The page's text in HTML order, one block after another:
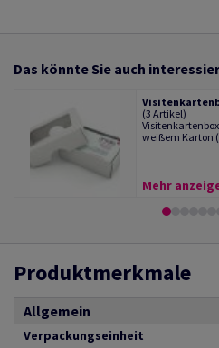
Das könnte Sie auch
(3 Artikel)
weißem Karton
Mehr
Produktmerkmale
Allgemein
Verpackungseinheit